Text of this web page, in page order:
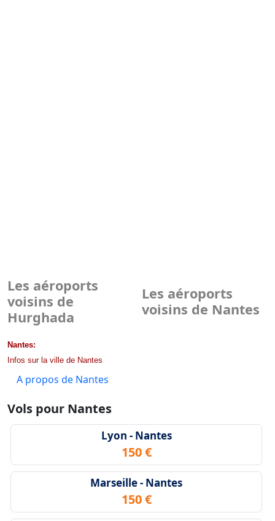
Les aéroports
voisins de
Hurghada
Les aéroports
voisins de Nantes
Nantes:
Infos sur la ville de Nantes
A propos de Nantes
Vols pour Nantes
Lyon - Nantes
150 €
Marseille - Nantes
150 €